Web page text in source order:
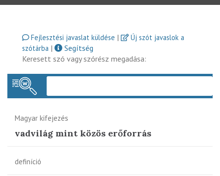
Fejlesztési javaslat küldése |
Új szót javaslok a
szótárba |
Segítség
Keresett szó vagy szórész megadása:
Magyar kifejezés
vadvilág mint közös erőforrás
definíció